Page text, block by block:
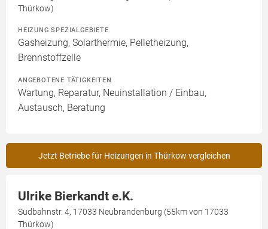
Thürkow)
HEIZUNG SPEZIALGEBIETE
Gasheizung, Solarthermie, Pelletheizung,
Brennstoffzelle
ANGEBOTENE TÄTIGKEITEN
Wartung, Reparatur, Neuinstallation / Einbau,
Austausch, Beratung
Jetzt Betriebe für Heizungen in Thürkow vergleichen
Ulrike Bierkandt e.K.
Südbahnstr. 4, 17033 Neubrandenburg (55km von 17033
Thürkow)